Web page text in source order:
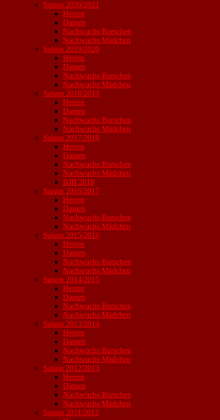
Saison 2020/2021
Herren
Damen
Nachwuchs Burschen
Nachwuchs Mädchen
Saison 2019/2020
Herren
Damen
Nachwuchs Burschen
Nachwuchs Mädchen
Saison 2018/2019
Herren
Damen
Nachwuchs Burschen
Nachwuchs Mädchen
Saison 2017/2018
Herren
Damen
Nachwuchs Burschen
Nachwuchs Mädchen
BJB 2018
Saison 2016/2017
Herren
Damen
Nachwuchs Burschen
Nachwuchs Mädchen
Saison 2015/2016
Herren
Damen
Nachwuchs Burschen
Nachwuchs Mädchen
Saison 2014/2015
Herren
Damen
Nachwuchs Burschen
Nachwuchs Mädchen
Saison 2013/2014
Herren
Damen
Nachwuchs Burschen
Nachwuchs Mädchen
Saison 2012/2013
Herren
Damen
Nachwuchs Burschen
Nachwuchs Mädchen
Saison 2011/2012